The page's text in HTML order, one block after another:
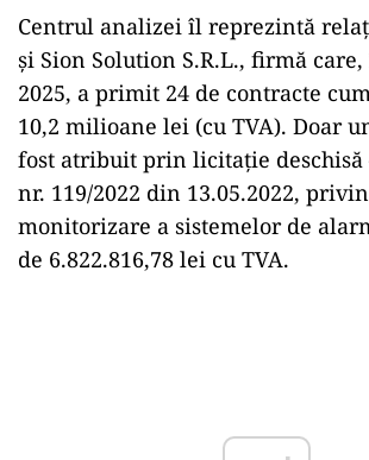
Centrul analizei îl reprezintă
și Sion Solution S.R.L., firmă
2025, a primit 24 de contracte
10,2 milioane lei (cu TVA). Doar
fost atribuit prin licitație deschisă
nr. 119/2022 din 13.05.2022,
monitorizare a sistemelor de
de 6.822.816,78 lei cu TVA.